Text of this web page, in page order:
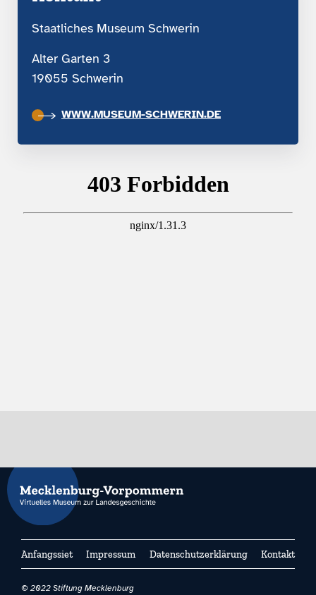
Staatliches Museum Schwerin
Alter Garten 3
19055 Schwerin
WWW.MUSEUM-SCHWERIN.DE
Anfangssiet Impressum Datenschutzerklärung Kontakt
© 2022 Stiftung Mecklenburg